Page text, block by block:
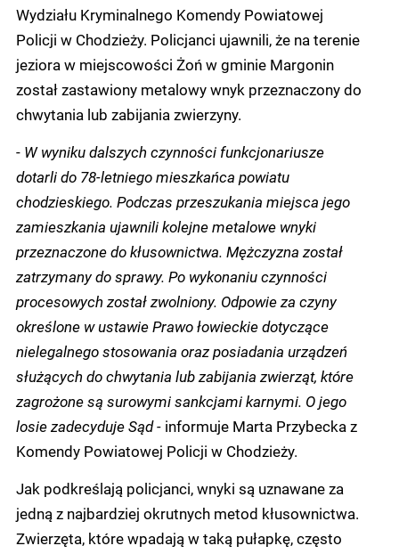
Wydziału Kryminalnego Komendy Powiatowej
Policji w Chodzieży. Policjanci ujawnili, że na terenie
jeziora w miejscowości Żoń w gminie Margonin
został zastawiony metalowy wnyk przeznaczony do
chwytania lub zabijania zwierzyny.
- W wyniku dalszych czynności funkcjonariusze
dotarli do 78-letniego mieszkańca powiatu
chodzieskiego. Podczas przeszukania miejsca jego
zamieszkania ujawnili kolejne metalowe wnyki
przeznaczone do kłusownictwa. Mężczyzna został
zatrzymany do sprawy. Po wykonaniu czynności
procesowych został zwolniony. Odpowie za czyny
określone w ustawie Prawo łowieckie dotyczące
nielegalnego stosowania oraz posiadania urządzeń
służących do chwytania lub zabijania zwierząt, które
zagrożone są surowymi sankcjami karnymi. O jego
losie zadecyduje Sąd - informuje Marta Przybecka z
Komendy Powiatowej Policji w Chodzieży.
Jak podkreślają policjanci, wnyki są uznawane za
jedną z najbardziej okrutnych metod kłusownictwa.
Zwierzęta, które wpadają w taką pułapkę, często